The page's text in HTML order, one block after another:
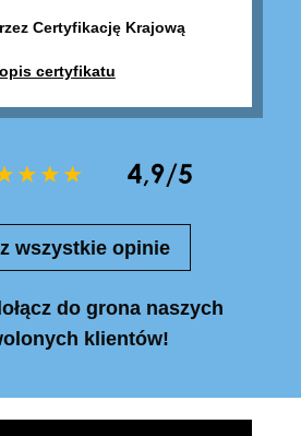
Certyfikację Krajową
certyfikatu
wszystkie opinie
do grona naszych
klientów!